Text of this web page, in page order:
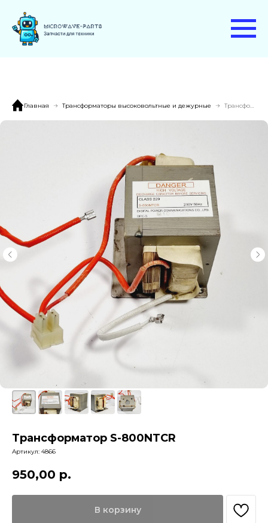
Главная Трансформаторы высоковольтные и дежурные
Трансформатор S-800NTCR
Артикул: 4866
950,00 р.
В корзину